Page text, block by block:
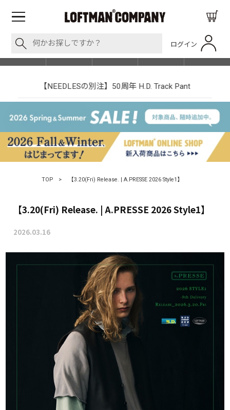
ログイン
SHOP LIST
【NEEDLESの別注】50周年 H.D. Track Pant
TOP > 【3.20(Fri) Release. | A.PRESSE 2026 Style1】
【3.20(Fri) Release. | A.PRESSE 2026 Style1】
2026.03.16